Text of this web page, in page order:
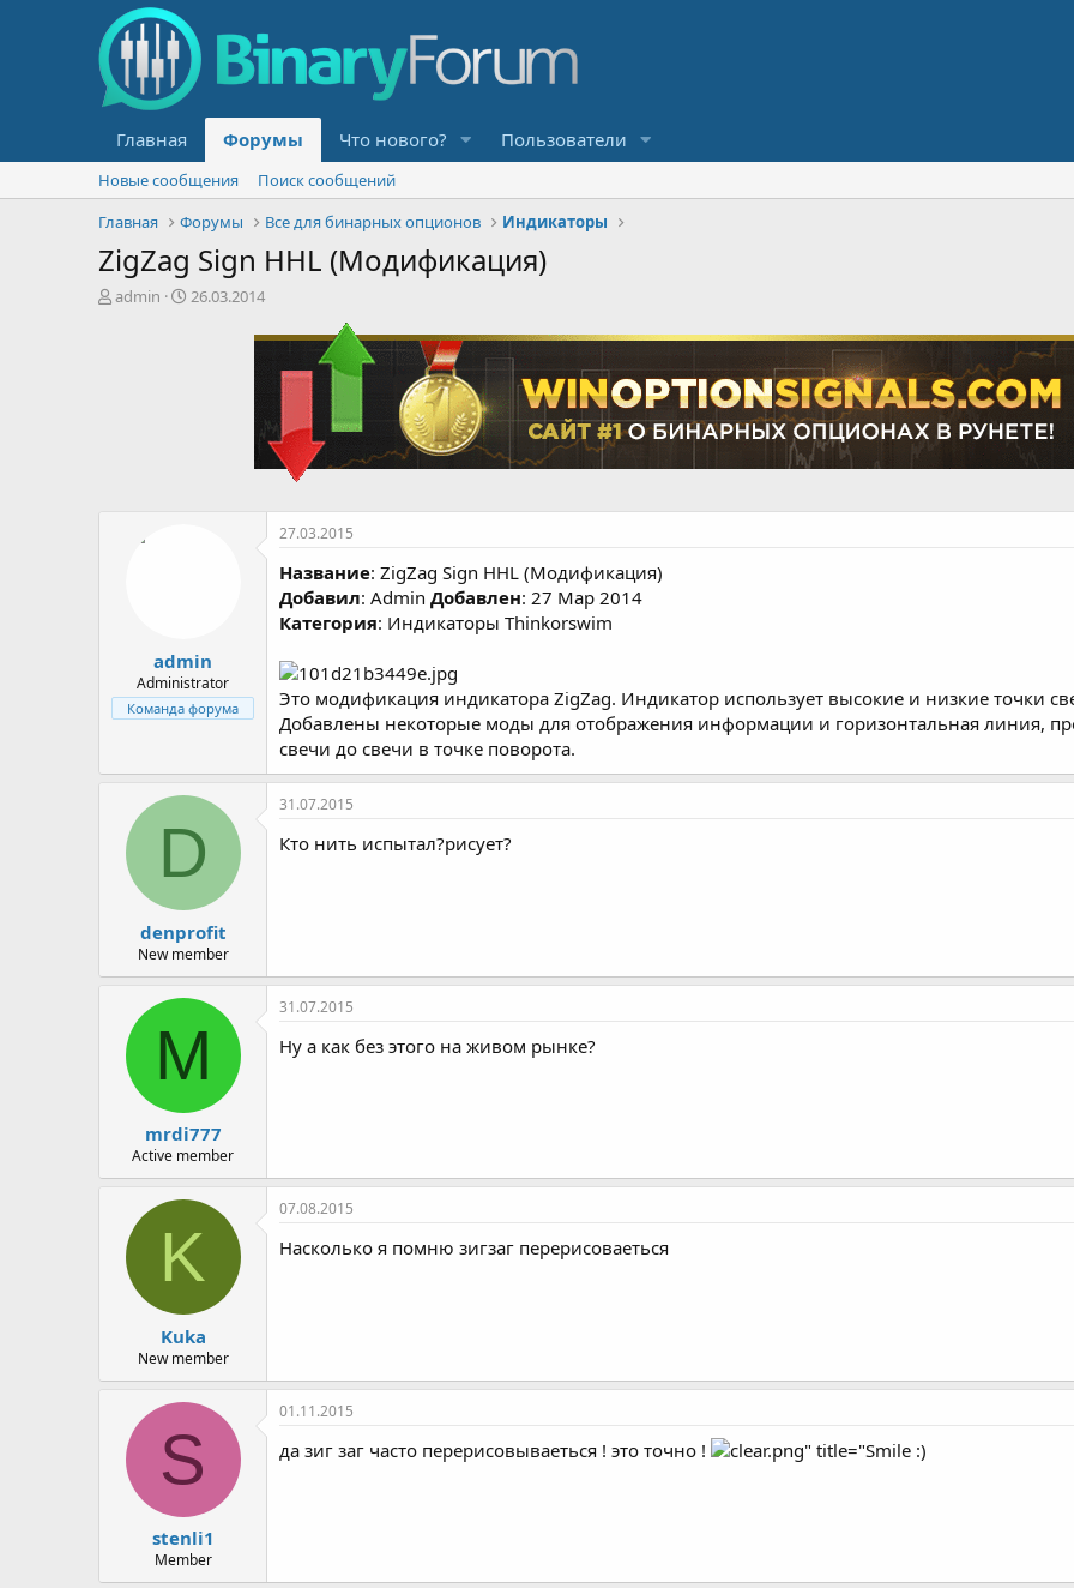
Главная Форумы Что нового? Пользователи
Новые сообщения
Поиск сообщений
Главная
Форумы Все для бинарных опционов Индикаторы
ZigZag Sign HHL (Модификация)
А
admin
Д
26.03.2014
admin
Administrator
Команда форума
27.03.2015
Название: ZigZag Sign HHL (Модификация)
Добавил: Admin Добавлен: 27 Мар 2014
Категория: Индикаторы Thinkorswim
Это модификация индикатора ZigZag. Индикатор использует высокие и низкие точки
Добавлены некоторые моды для отображения информации и горизонтальная линия,
свечи до свечи в точке поворота.
D
denprofit
New member
31.07.2015
Кто нить испытал?рисует?
M
mrdi777
Active member
31.07.2015
Ну а как без этого на живом рынке?
K
Kuka
New member
07.08.2015
Насколько я помню зигзаг перерисоваеться
S
stenli1
Member
01.11.2015
да зиг заг часто перерисовываеться ! это точно !